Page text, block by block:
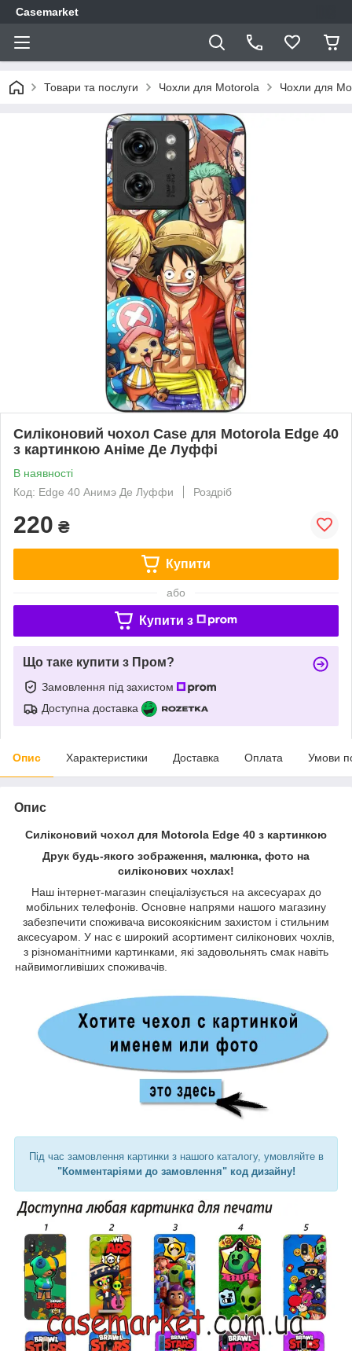
Casemarket
Товари та послуги Чохли для Motorola Чохли для
Силіконовий чохол Case для Motorola Edge 40
з картинкою Аніме Де Луффі
В наявності
Код: Edge 40 Анимэ Де Луффи
Роздріб
220 ₴
Купити
або
Купити з
Що таке купити з Пром?
Замовлення під захистом
Доступна доставка
Опис Характеристики Доставка Оплата Умови
Опис
Силіконовий чохол для Motorola Edge 40 з картинкою
Друк будь-якого зображення, малюнка, фото на
силіконових чохлах!
Наш інтернет-магазин спеціалізується на аксесуарах до
мобільних телефонів. Основне напрями нашого магазину
забезпечити споживача високоякісним захистом і стильним
аксесуаром. У нас є широкий асортимент силіконових чохлів,
з різноманітними картинками, які задовольнять смак навіть
найвимогливіших споживачів.
Під час замовлення картинки з нашого каталогу, умовляйте в
"Комментаріями до замовлення" код дизайну!